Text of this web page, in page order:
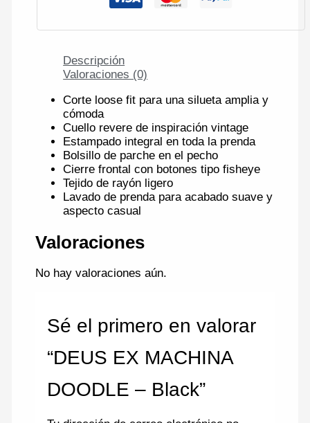
Descripción
Valoraciones (0)
Corte loose fit para una silueta amplia y
cómoda
Cuello revere de inspiración vintage
Estampado integral en toda la prenda
Bolsillo de parche en el pecho
Cierre frontal con botones tipo fisheye
Tejido de rayón ligero
Lavado de prenda para acabado suave y
aspecto casual
Valoraciones
No hay valoraciones aún.
Sé el primero en valorar
“DEUS EX MACHINA
DOODLE – Black”